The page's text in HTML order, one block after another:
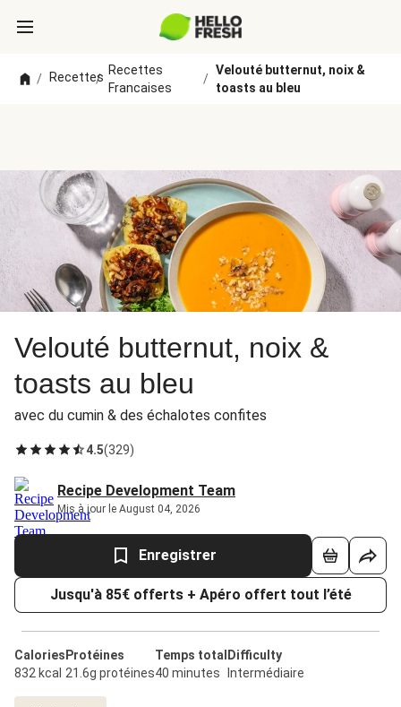
/ Recettes
/
Recettes
Francaises
/
Velouté butternut, noix &
toasts au bleu
Velouté butternut, noix &
toasts au bleu
avec du cumin & des échalotes confites
4.5(329)
Recipe Development Team
Mis à jour le August 04, 2026
Enregistrer
Jusqu'à 85€ offerts + Apéro offert tout l’été
Calories
832 kcal
Protéines
21.6g protéines
Temps total
40 minutes
Difficulty
Intermédiaire